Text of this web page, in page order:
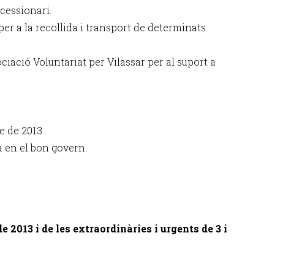
a la recollida i transport de determinats
Voluntariat per Vilassar per al suport a
2013.
en el bon govern.
2013 i de les extraordinàries i urgents de 3 i